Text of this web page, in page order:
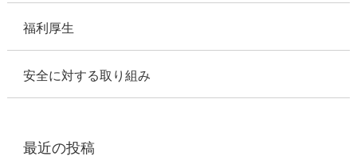
福利厚生
安全に対する取り組み
最近の投稿